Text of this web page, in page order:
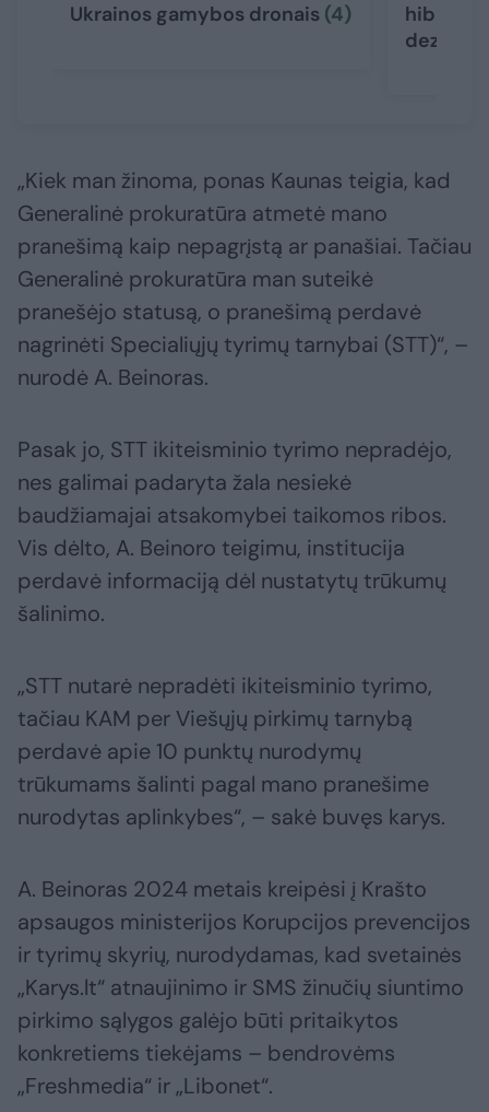
Ukrainos gamybos dronais (4)
„Kiek man žinoma, ponas Kaunas teigia, kad
Generalinė prokuratūra atmetė mano
pranešimą kaip nepagrįstą ar panašiai. Tačiau
Generalinė prokuratūra man suteikė
pranešėjo statusą, o pranešimą perdavė
nagrinėti Specialiųjų tyrimų tarnybai (STT)“, –
nurodė A. Beinoras.
Pasak jo, STT ikiteisminio tyrimo nepradėjo,
nes galimai padaryta žala nesiekė
baudžiamajai atsakomybei taikomos ribos.
Vis dėlto, A. Beinoro teigimu, institucija
perdavė informaciją dėl nustatytų trūkumų
šalinimo.
„STT nutarė nepradėti ikiteisminio tyrimo,
tačiau KAM per Viešųjų pirkimų tarnybą
perdavė apie 10 punktų nurodymų
trūkumams šalinti pagal mano pranešime
nurodytas aplinkybes“, – sakė buvęs karys.
A. Beinoras 2024 metais kreipėsi į Krašto
apsaugos ministerijos Korupcijos prevencijos
ir tyrimų skyrių, nurodydamas, kad svetainės
„Karys.lt“ atnaujinimo ir SMS žinučių siuntimo
pirkimo sąlygos galėjo būti pritaikytos
konkretiems tiekėjams – bendrovėms
„Freshmedia“ ir „Libonet“.